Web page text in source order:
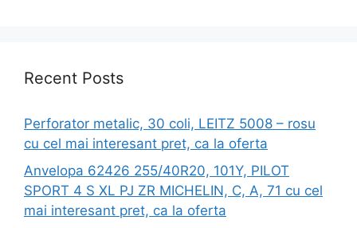
Recent Posts
Perforator metalic, 30 coli, LEITZ 5008 – rosu
cu cel mai interesant pret, ca la oferta
Anvelopa 62426 255/40R20, 101Y, PILOT
SPORT 4 S XL PJ ZR MICHELIN, C, A, 71 cu cel
mai interesant pret, ca la oferta